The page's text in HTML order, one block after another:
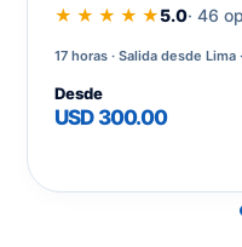
★ ★ ★ ★ ★5.0· 46
17 horas Salida desde Lima
Desde
USD 300.00